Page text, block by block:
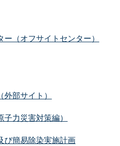
（オフサイトセンター）
部サイト）
力災害対策編）
び簡易除染実施計画